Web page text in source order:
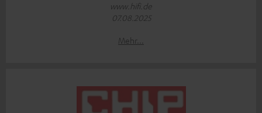
www.hifi.de
07.08.2025
Mehr...